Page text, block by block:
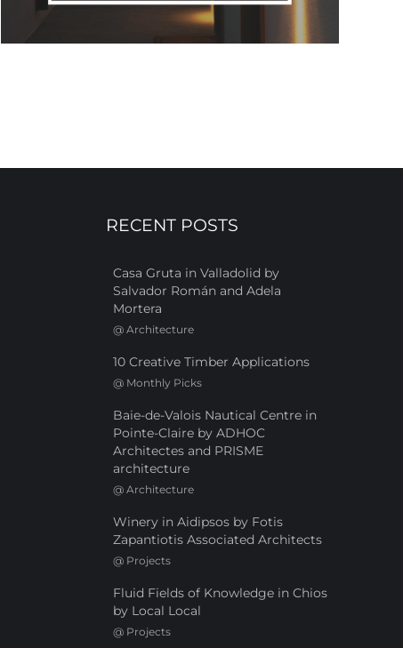
RECENT POSTS
Casa Gruta in Valladolid by
Salvador Román and Adela
Mortera
@ Architecture
10 Creative Timber Applications
@ Monthly Picks
Baie-de-Valois Nautical Centre in
Pointe-Claire by ADHOC
Architectes and PRISME
architecture
@ Architecture
Winery in Aidipsos by Fotis
Zapantiotis Associated Architects
@ Projects
Fluid Fields of Knowledge in Chios
by Local Local
@ Projects